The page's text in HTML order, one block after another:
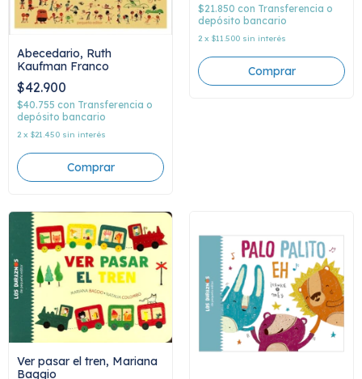
Abecedario, Ruth
Kaufman Franco
$42.900
$40.755 con Transferencia o
depósito bancario
2 x $21.450 sin interés
$21.850 con Transferencia o
depósito bancario
2 x $11.500 sin interés
Ver pasar el tren, Mariana
Baggio